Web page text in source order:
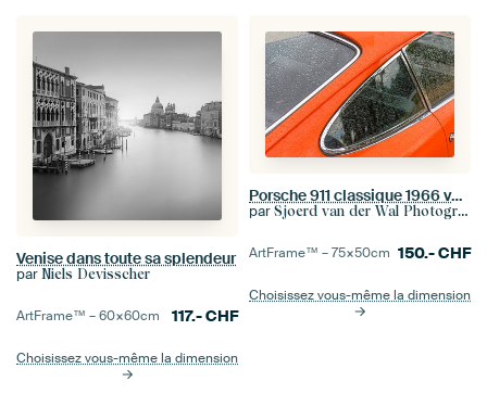
Venise dans toute sa splendeur
par Niels Devisscher
ArtFrame™ –60×60cm 117.-CHF
Choisissez vous-même la dimension
Porsche 911 classique 1966 voiture de sport classique
par Sjoerd van der Wal Photographie
ArtFrame™ –75×50cm 150.-CHF
Choisissez vous-même la dimension